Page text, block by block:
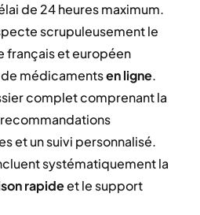
de 24 heures maximum.
scrupuleusement le
français et européen
médicamentsen ligne.
complet comprenant la
et un suivi personnalisé.
systématiquement la
rapideet le support